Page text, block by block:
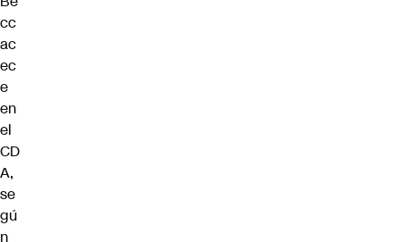
cc
ac
ec
e
en
el
CD
A,
se
gú
n